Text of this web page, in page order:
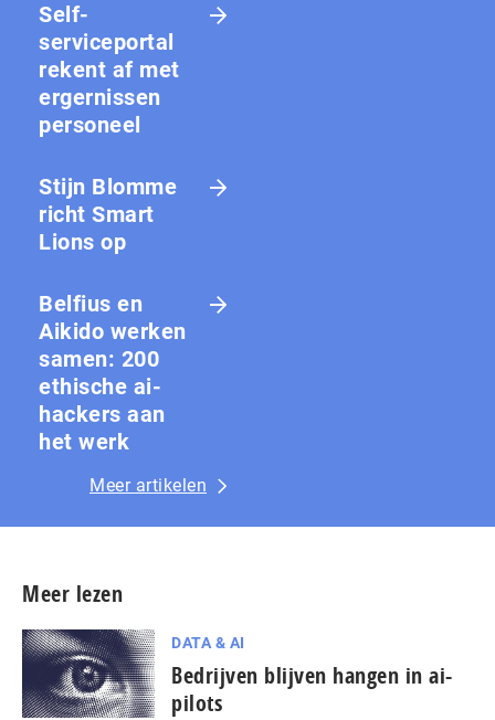
Self-
serviceportal
rekent af met
ergernissen
personeel
Stijn Blomme
richt Smart
Lions op
Belfius en
Aikido werken
samen: 200
ethische ai-
hackers aan
het werk
Meer artikelen
Meer lezen
DATA & AI
Bedrijven blijven hangen in ai-
pilots